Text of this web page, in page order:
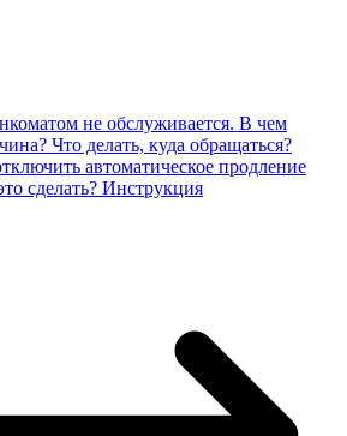
не обслуживается. В чем
Что делать, куда обращаться?
автоматическое продление
сделать? Инструкция